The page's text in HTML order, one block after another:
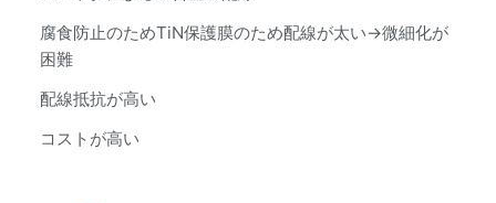
腐食防止のためTiN保護膜のため配線が太い→微細化が
困難
配線抵抗が高い
コストが高い